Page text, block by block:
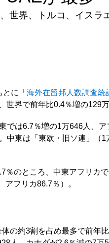
世界、トルコ、イス
に「 海外在留邦人数調査統
界で前年比0.4％増の129万
は6.7％増の1万646人、ア
中東は「東欧・旧ソ連」（
のところ、中東アフリカ
フリカ86.7％）。
の約3割を占め最多で前年